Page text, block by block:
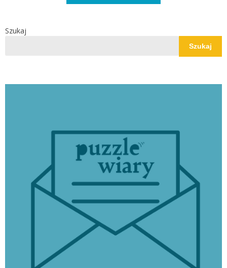
Szukaj
Szukaj